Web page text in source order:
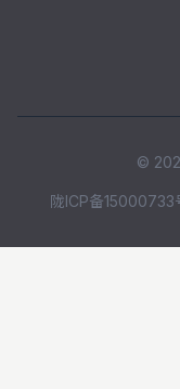
©
陇ICP备15000733